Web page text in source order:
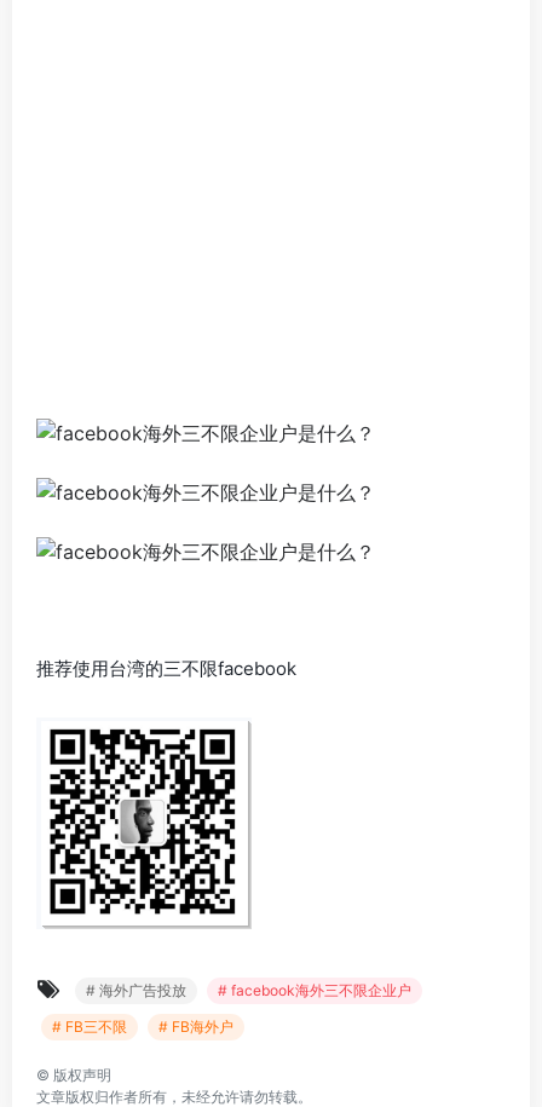
推荐使用台湾的三不限facebook
# 海外广告投放
# facebook海外三不限企业户
# FB三不限
# FB海外户
© 版权声明
文章版权归作者所有，未经允许请勿转载。